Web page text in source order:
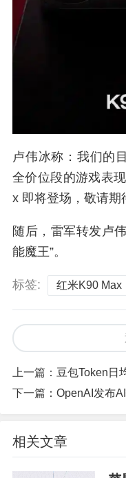
卢伟冰称：我们的
全价位段的游戏表
x 即将登场，敬请期
随后，雷军转发卢
能魔王”。
标签: 红米K90 Max
上一篇： 豆包Token日
下一篇： OpenAI发布
相关文章